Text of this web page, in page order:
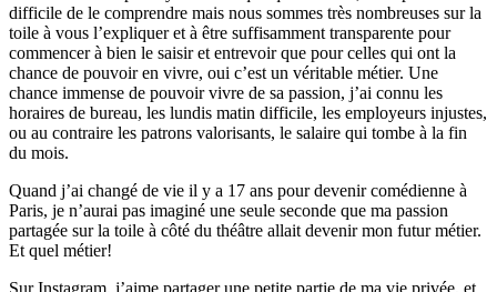
difficile de le comprendre mais nous sommes très nombreuses sur la
toile à vous l’expliquer et à être suffisamment transparente pour
commencer à bien le saisir et entrevoir que pour celles qui ont la
chance de pouvoir en vivre, oui c’est un véritable métier. Une
chance immense de pouvoir vivre de sa passion, j’ai connu les
horaires de bureau, les lundis matin difficile, les employeurs injustes,
ou au contraire les patrons valorisants, le salaire qui tombe à la fin
du mois.
Quand j’ai changé de vie il y a 17 ans pour devenir comédienne à
Paris, je n’aurai pas imaginé une seule seconde que ma passion
partagée sur la toile à côté du théâtre allait devenir mon futur métier.
Et quel métier!